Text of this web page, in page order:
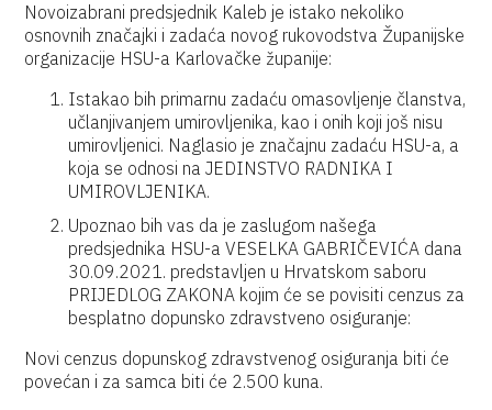
Novoizabrani predsjednik Kaleb je istako nekoliko
osnovnih značajki i zadaća novog rukovodstva Županijske
organizacije HSU-a Karlovačke županije:
Istakao bih primarnu zadaću omasovljenje članstva,
učlanjivanjem umirovljenika, kao i onih koji još nisu
umirovljenici. Naglasio je značajnu zadaću HSU-a, a
koja se odnosi na JEDINSTVO RADNIKA I
UMIROVLJENIKA.
Upoznao bih vas da je zaslugom našega
predsjednika HSU-a VESELKA GABRIČEVIĆA dana
30.09.2021. predstavljen u Hrvatskom saboru
PRIJEDLOG ZAKONA kojim će se povisiti cenzus za
besplatno dopunsko zdravstveno osiguranje:
Novi cenzus dopunskog zdravstvenog osiguranja biti će
povećan i za samca biti će 2.500 kuna.